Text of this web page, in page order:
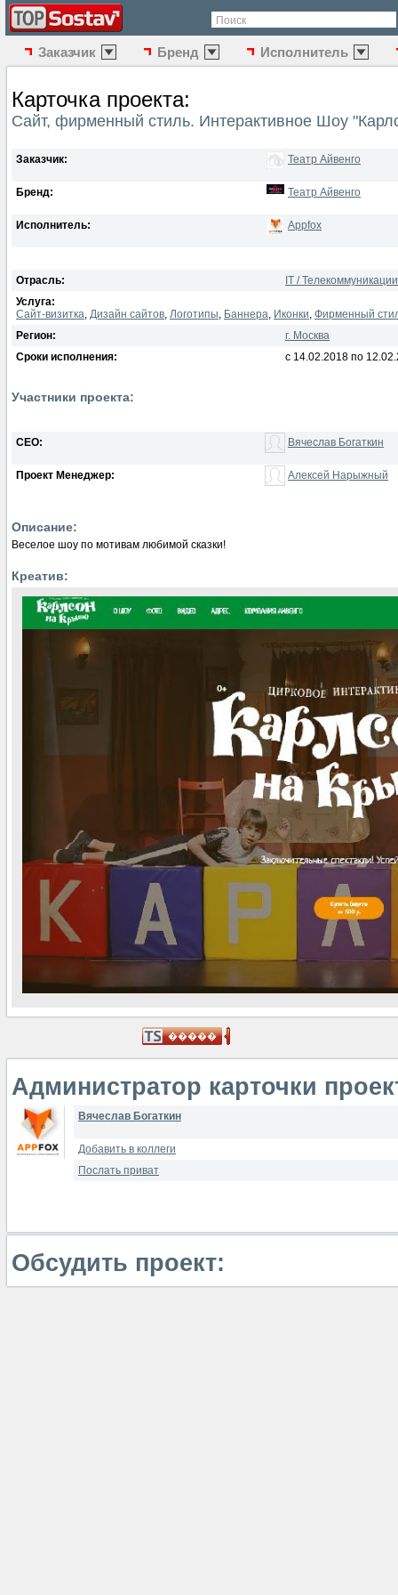
Поиск
Заказчик Бренд Исполнитель
Карточка проекта:
Сайт, фирменный стиль. Интерактивное Шоу
Заказчик: Театр Айвенго
Бренд: Театр Айвенго
Исполнитель: Appfox
Отрасль:
IT /
Услуга:
Сайт-визитка, Дизайн сайтов, Логотипы, Баннера, Иконки, Фирменный
Регион:
г. Москва
Сроки исполнения:
с 14.02.2018 по
Участники проекта:
СЕО: Вячеслав Богаткин
Проект Менеджер: Алексей Нарыжный
Описание:
Веселое шоу по мотивам любимой сказки!
Креатив:
Администратор карточки
Вячеслав Богаткин
Добавить в коллеги
Послать приват
Обсудить проект: